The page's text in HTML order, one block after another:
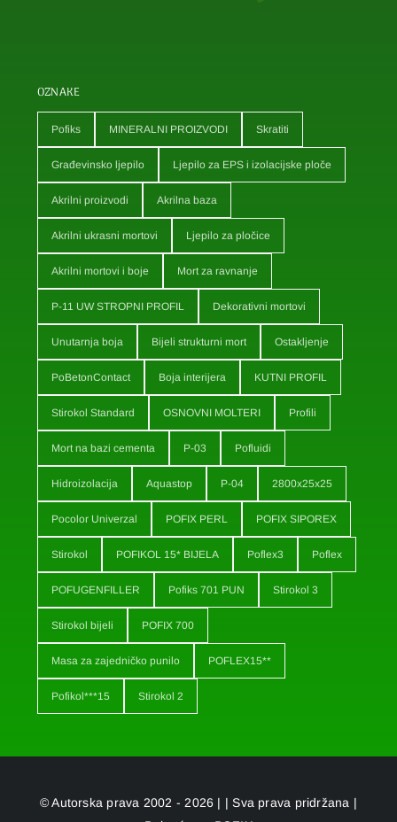
OZNAKE
Pofiks MINERALNI PROIZVODI Skratiti
Građevinsko ljepilo Ljepilo za EPS i izolacijske ploče
Akrilni proizvodi Akrilna baza
Akrilni ukrasni mortovi Ljepilo za pločice
Akrilni mortovi i boje Mort za ravnanje
P-11 UW STROPNI PROFIL Dekorativni mortovi
Unutarnja boja Bijeli strukturni mort Ostakljenje
PoBetonContact Boja interijera KUTNI PROFIL
Stirokol Standard OSNOVNI MOLTERI Profili
Mort na bazi cementa P-03 Pofluidi
Hidroizolacija Aquastop P-04 2800x25x25
Pocolor Univerzal POFIX PERL POFIX SIPOREX
Stirokol POFIKOL 15* BIJELA Poflex3 Poflex
POFUGENFILLER Pofiks 701 PUN Stirokol 3
Stirokol bijeli POFIX 700
Masa za zajedničko punilo POFLEX15**
Pofikol***15 Stirokol 2
© Autorska prava 2002 - 2026 | | Sva prava pridržana |